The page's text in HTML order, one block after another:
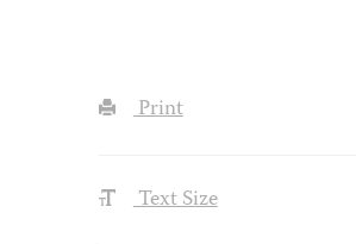
Print
Text Size